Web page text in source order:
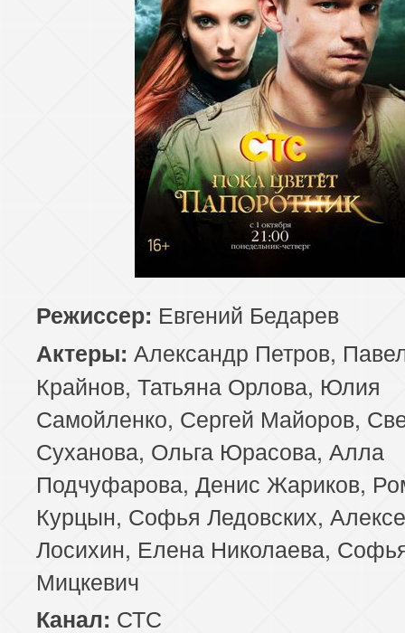
Режиссер: Евгений Бедарев
Актеры: Александр Петров,
Крайнов, Татьяна Орлова, Юлия
Самойленко, Сергей Майоров,
Суханова, Ольга Юрасова, Алла
Подчуфарова, Денис Жариков,
Курцын, Софья Ледовских,
Лосихин, Елена Николаева,
Мицкевич
Канал: СТС